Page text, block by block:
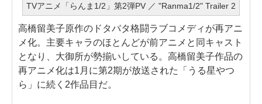
TVアニメ「らんま1/2」第2弾PV ／ "Ranma1/2" Trailer 2
高橋留美子原作のドタバタ格闘ラブコメディが再アニ
メ化。主要キャラのほとんどが前アニメと同キャスト
となり、大御所が勢揃いしている。高橋留美子作品の
再アニメ化は1月に第2期が放送された「うる星やつ
ら」に続く2作品目だ。